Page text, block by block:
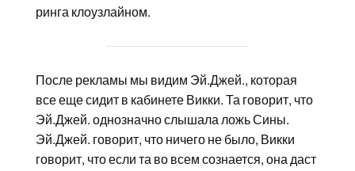
ринга клоузлайном.
После рекламы мы видим Эй.Джей., которая
все еще сидит в кабинете Викки. Та говорит, что
Эй.Джей. однозначно слышала ложь Сины.
Эй.Джей. говорит, что ничего не было, Викки
говорит, что если та во всем сознается, она даст